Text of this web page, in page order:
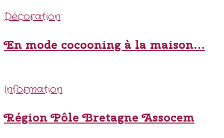
Décoration
En mode cocooning à la maison…
Information
Région Pôle Bretagne Assocem